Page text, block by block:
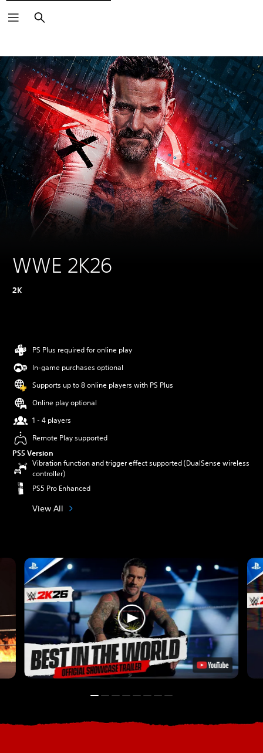
Pretraga
WWE 2K26
2K
PS Plus required for online play
In-game purchases optional
Supports up to 8 online players with PS Plus
Online play optional
1 - 4 players
Remote Play supported
PS5 Version
Vibration function and trigger effect supported (DualSense wireless
controller)
PS5 Pro Enhanced
View All